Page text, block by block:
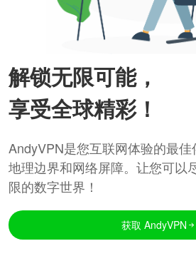
解锁无限可能，
享受全球精彩！
AndyVPN是您互联网体验的最
地理边界和网络屏障。让您可以
限的数字世界！
获取 AndyVPN